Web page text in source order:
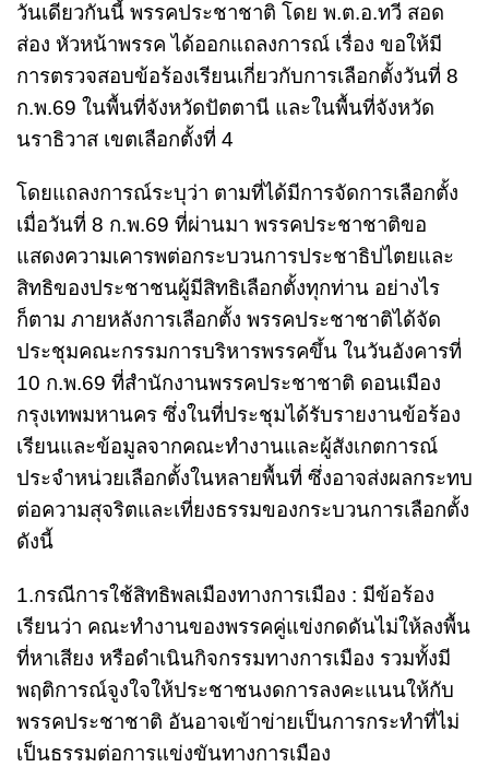
วันเดียวกันนี้ พรรคประชาชาติ โดย พ.ต.อ.ทวี สอด
ส่อง หัวหน้าพรรค ได้ออกแถลงการณ์ เรื่อง ขอให้มี
การตรวจสอบข้อร้องเรียนเกี่ยวกับการเลือกตั้งวันที่ 8
ก.พ.69 ในพื้นที่จังหวัดปัตตานี และในพื้นที่จังหวัด
นราธิวาส เขตเลือกตั้งที่ 4
โดยแถลงการณ์ระบุว่า ตามที่ได้มีการจัดการเลือกตั้ง
เมื่อวันที่ 8 ก.พ.69 ที่ผ่านมา พรรคประชาชาติขอ
แสดงความเคารพต่อกระบวนการประชาธิปไตยและ
สิทธิของประชาชนผู้มีสิทธิเลือกตั้งทุกท่าน อย่างไร
ก็ตาม ภายหลังการเลือกตั้ง พรรคประชาชาติได้จัด
ประชุมคณะกรรมการบริหารพรรคขึ้น ในวันอังคารที่
10 ก.พ.69 ที่สำนักงานพรรคประชาชาติ ดอนเมือง
กรุงเทพมหานคร ซึ่งในที่ประชุมได้รับรายงานข้อร้อง
เรียนและข้อมูลจากคณะทำงานและผู้สังเกตการณ์
ประจำหน่วยเลือกตั้งในหลายพื้นที่ ซึ่งอาจส่งผลกระทบ
ต่อความสุจริตและเที่ยงธรรมของกระบวนการเลือกตั้ง
ดังนี้
1.กรณีการใช้สิทธิพลเมืองทางการเมือง : มีข้อร้อง
เรียนว่า คณะทำงานของพรรคคู่แข่งกดดันไม่ให้ลงพื้น
ที่หาเสียง หรือดำเนินกิจกรรมทางการเมือง รวมทั้งมี
พฤติการณ์จูงใจให้ประชาชนงดการลงคะแนนให้กับ
พรรคประชาชาติ อันอาจเข้าข่ายเป็นการกระทำที่ไม่
เป็นธรรมต่อการแข่งขันทางการเมือง